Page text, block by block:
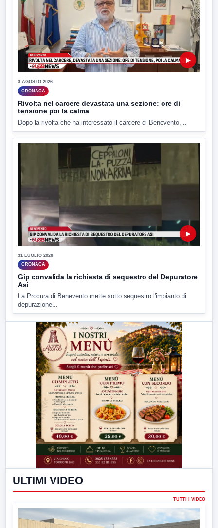
▶
3 AGOSTO 2026
CRONACA
Rivolta nel carcere devastata una sezione: ore di
tensione poi la calma
Dopo la rivolta che ha interessato il carcere di Benevento,...
▶
31 LUGLIO 2026
CRONACA
Gip convalida la richiesta di sequestro del Depuratore
Asi
La Procura di Benevento mette sotto sequestro l'impianto di
depurazione...
ULTIMI VIDEO
TUTTI I VIDEO